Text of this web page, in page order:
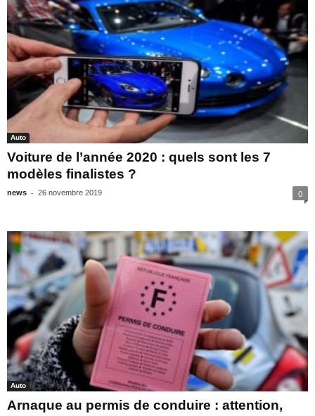
Auto
Voiture de l’année 2020 : quels sont les 7
modèles finalistes ?
news - 26 novembre 2019 0
Auto
Arnaque au permis de conduire : attention,